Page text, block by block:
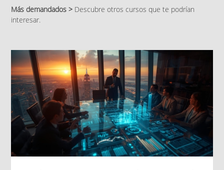
Más demandados > Descubre otros cursos que te podrían
interesar.